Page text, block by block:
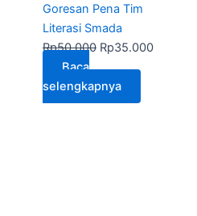
Goresan Pena Tim
Literasi Smada
Rp50.000 Rp35.000
Baca
selengkapnya